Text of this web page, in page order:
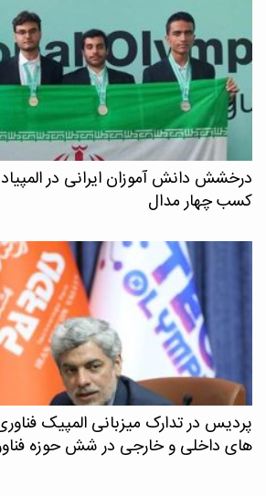
درخشش دانش آموزان ایرانی در
کسب چهار مدال
های داخلی و خارجی در شش حوزه